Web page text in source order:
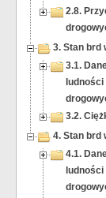
2.8.
3. Stan brd
3.1.
3.2.
4. Stan brd
4.1.